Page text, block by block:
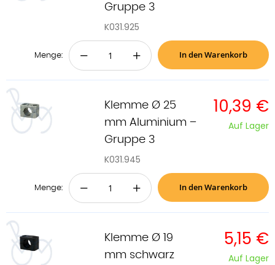
Gruppe 3
K031.925
Menge: − + In den Warenkorb
Klemme Ø 25
mm Aluminium –
Gruppe 3
K031.945
10,39 €
Auf Lager
Menge: − + In den Warenkorb
Klemme Ø 19
mm schwarz
5,15 €
Auf Lager